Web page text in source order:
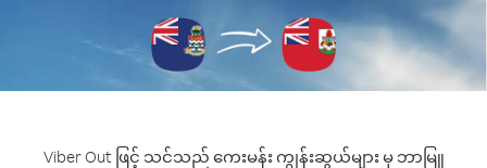
Viber Out ဖြင့် သင်သည် ကေးမန်း ကျွန်းဆွယ်များ မှ ဘာမြူ